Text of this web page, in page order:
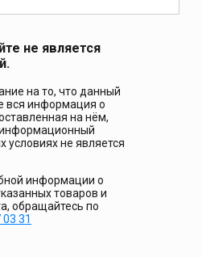
не является
на то, что данный
вся информация о
на нём,
условиях не является
информации о
товаров и
обращайтесь по
31